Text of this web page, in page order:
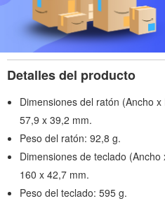
Detalles del producto
Dimensiones del ratón (Ancho
57,9 x 39,2 mm.
Peso del ratón: 92,8 g.
Dimensiones de teclado
160 x 42,7 mm.
Peso del teclado: 595 g.